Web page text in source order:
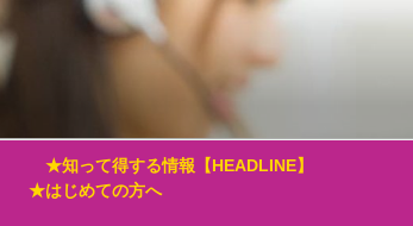
★知って得する情報【HEADLINE】
★はじめての方へ